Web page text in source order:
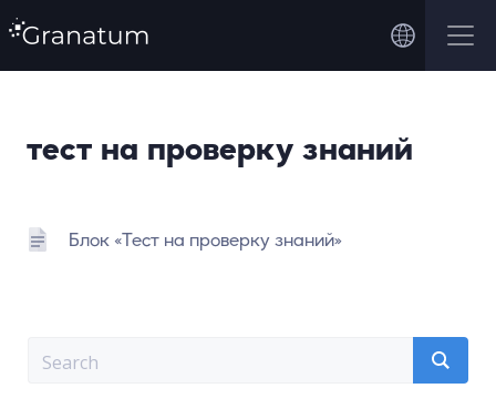
тест на проверку знаний
Блок «Тест на проверку знаний»